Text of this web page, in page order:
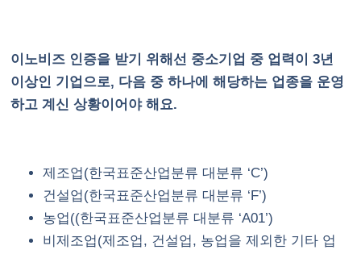
이노비즈 인증을 받기 위해선 중소기업 중 업력이 3년
이상인 기업으로, 다음 중 하나에 해당하는 업종을 운영
하고 계신 상황이어야 해요.
제조업(한국표준산업분류 대분류 ‘C’)
건설업(한국표준산업분류 대분류 ‘F’)
농업((한국표준산업분류 대분류 ‘A01’)
비제조업(제조업, 건설업, 농업을 제외한 기타 업